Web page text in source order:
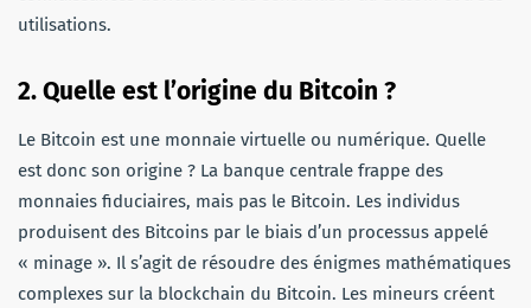
utilisations.
2. Quelle est l’origine du Bitcoin ?
Le Bitcoin est une monnaie virtuelle ou numérique. Quelle
est donc son origine ? La banque centrale frappe des
monnaies fiduciaires, mais pas le Bitcoin. Les individus
produisent des Bitcoins par le biais d’un processus appelé
« minage ». Il s’agit de résoudre des énigmes mathématiques
complexes sur la blockchain du Bitcoin. Les mineurs créent